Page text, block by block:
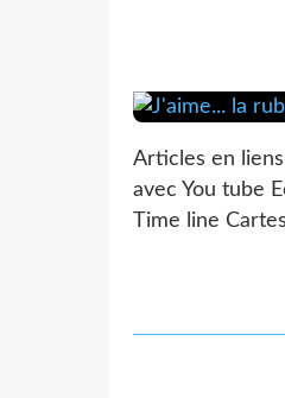
Articles en
avec You tube
Time line